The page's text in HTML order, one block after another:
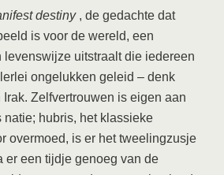
destiny , de gedachte dat
is voor de wereld, een
levenswijze uitstraalt die iedereen
ongelukken geleid – denk
Zelfvertrouwen is eigen aan
natie; hubris, het klassieke
overmoed, is er het tweelingzusje
er een tijdje genoeg van de